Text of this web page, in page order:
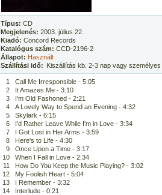
Típus: CD
Megjelenés: 2003. július 22.
Kiadó: Concord Records
Katalógus szám: CCD-2196-2
Állapot: Használt
Szállítási idő: Kiszállítás kb. 2-3 nap vagy
1
Call Me Irresponsible - 5:05
2
It Amazes Me - 3:10
3
I'm Old Fashoned - 2:21
4
A Lovely Way to Spend an Evening - 4:32
5
Skylark - 6:15
6
I'd Rather Leave While I'm in Love - 3:34
7
I Got Lost in Her Arms - 3:59
8
Here's to Life - 4:30
9
Once Upon a Time - 3:17
10
When I Fall in Love - 2:34
11
How Do You Keep the Music Playing? - 3:02
12
My Foolish Heart - 5:04
13
I Remember - 3:32
14
Interlude - 0:21